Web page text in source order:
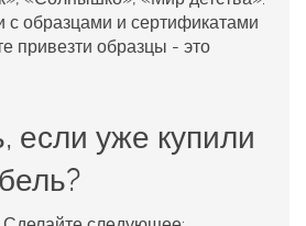
с образцами и сертификатами
привезти образцы - это
если уже купили